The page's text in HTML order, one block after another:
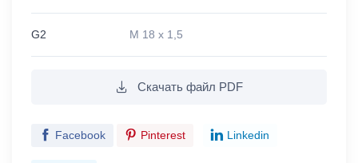
G2 M 18 x 1,5
Скачать файл PDF
Facebook Pinterest Linkedin